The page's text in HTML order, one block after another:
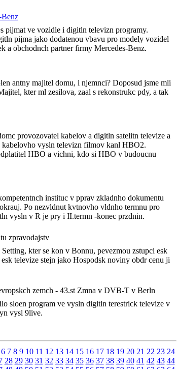
pijmat ve vozidle i digitln televizn programy.
pijma jako dodatenou vbavu pro modely vozidel
a obchodnch partner firmy Mercedes-Benz.
antny majitel domu, i njemnci? Doposud jsme mli
kter ml zesilova, zaal s rekonstrukc pdy, a tak
provozovatel kabelov a digitln satelitn televize a
kabelovho vysln televizn filmov kanl HBO2.
HBO a vichni, kdo si HBO v budoucnu
instituc v pprav zkladnho dokumentu
Po nezvldnut kvtnovho vldnho termnu pro
vysln v R je pry i II.termn -konec przdnin.
zpravodajstv
kter se kon v Bonnu, pevezmou zstupci esk
televize stejn jako Hospodsk noviny obdr cenu ji
zemch - 43.st Zmna v DVB-T v Berln
sloen program ve vysln digitln terestrick televize v
vysl 9live.
6 7 8 9 10 11 12 13 14 15 16 17 18 19 20 21 22 23 24
28 29 30 31 32 33 34 35 36 37 38 39 40 41 42 43 44